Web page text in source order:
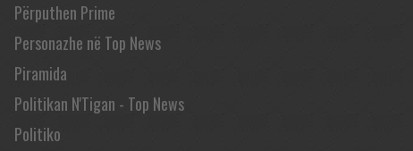
Përputhen Prime
Personazhe në Top News
Piramida
Politikan N'Tigan - Top News
Politiko